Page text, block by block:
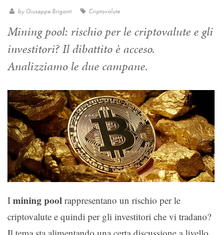
by Giuseppe Briganti Criptovalute
Mining pool: rischio per le criptovalute e gli
investitori? Il dibattito è acceso.
Analizziamo le due campane.
I mining pool rappresentano un rischio per le
criptovalute e quindi per gli investitori che vi tradano?